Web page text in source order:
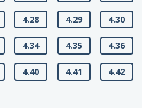
4.28 4.29 4.30
4.34 4.35 4.36
4.40 4.41 4.42